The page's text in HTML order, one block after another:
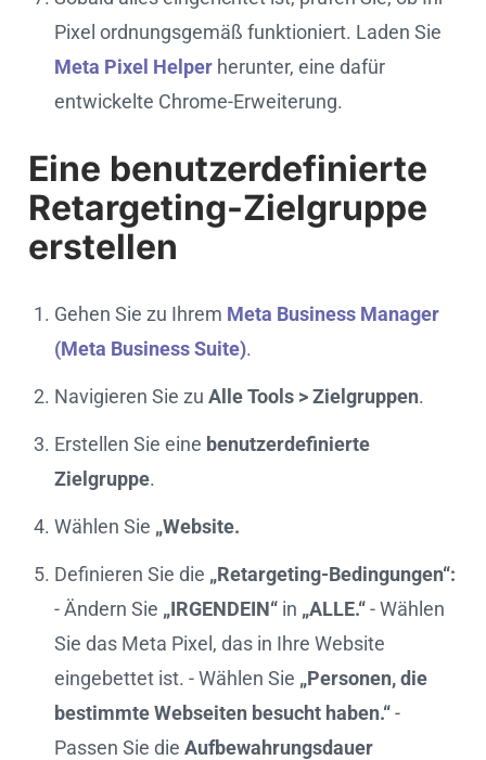
Pixel ordnungsgemäß funktioniert. Laden Sie
Meta Pixel Helper herunter, eine dafür
entwickelte Chrome-Erweiterung.
Eine benutzerdefinierte
Retargeting-Zielgruppe
erstellen
Gehen Sie zu Ihrem Meta Business Manager
(Meta Business Suite).
Navigieren Sie zu Alle Tools > Zielgruppen.
Erstellen Sie eine benutzerdefinierte
Zielgruppe.
Wählen Sie „Website.
Definieren Sie die „Retargeting-Bedingungen“:
- Ändern Sie „IRGENDEIN“ in „ALLE.“- Wählen
Sie das Meta Pixel, das in Ihre Website
eingebettet ist. - Wählen Sie „Personen, die
bestimmte Webseiten besucht haben.“-
Passen Sie die Aufbewahrungsdauer